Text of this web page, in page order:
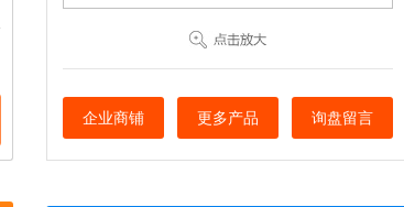
企业商铺 更多产品 询盘留言